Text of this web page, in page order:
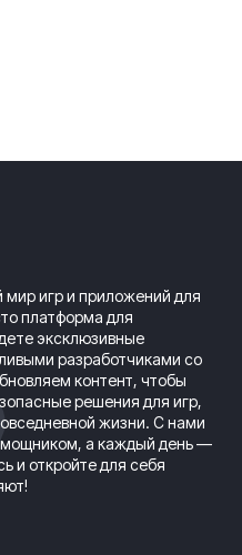
мир игр и приложений для
платформа для
эксклюзивные
разработчиками со
контент, чтобы
решения для игр,
жизни. С нами
а каждый день —
и откройте для себя